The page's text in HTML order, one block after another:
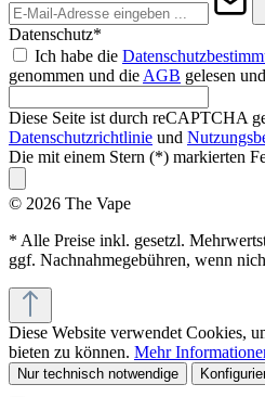
Datenschutz*
Ich habe die
genommen und die AGB gelesen
Diese Seite ist durch reCAPTCHA
Datenschutzrichtlinie und
Die mit einem Stern (*) markierten
© 2026 The Vape
* Alle Preise inkl. gesetzl.
ggf. Nachnahmegebühren, wenn
Diese Website verwendet Cookies,
bieten zu können. Mehr
Nur technisch notwendige